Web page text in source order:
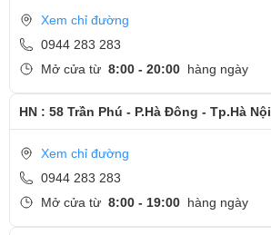
Xem chỉ đường
0944 283 283
Mở cửa từ 8:00 - 20:00 hàng ngày
HN : 58 Trần Phú - P.Hà Đông - Tp.Hà Nội
Xem chỉ đường
0944 283 283
Mở cửa từ 8:00 - 19:00 hàng ngày